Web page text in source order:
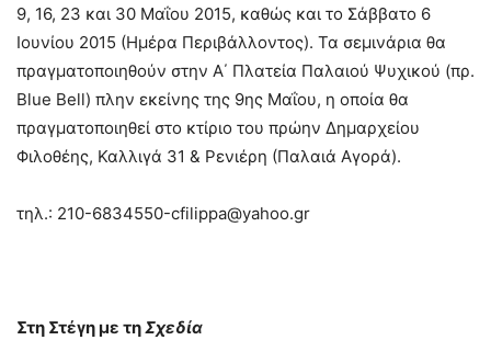
9, 16, 23 και 30 Μαΐου 2015, καθώς και το Σάββατο 6
Ιουνίου 2015 (Ημέρα Περιβάλλοντος). Τα σεμινάρια θα
πραγματοποιηθούν στην Α΄ Πλατεία Παλαιού Ψυχικού (πρ.
Blue Bell) πλην εκείνης της 9ης Μαΐου, η οποία θα
πραγματοποιηθεί στο κτίριο του πρώην Δημαρχείου
Φιλοθέης, Καλλιγά 31 & Ρενιέρη (Παλαιά Αγορά).
τηλ.: 210-6834550-cfilippa@yahoo.gr
Στη Στέγη με τηΣχεδία